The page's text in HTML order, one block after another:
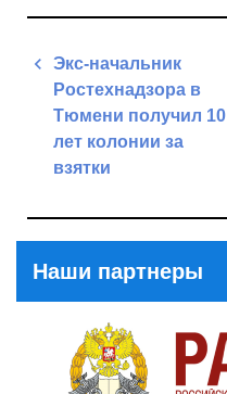
Навигация
записям
Экс-начальник
Ростехнадзора в
Тюмени получил 10
лет колонии за
взятки
Наши партнеры